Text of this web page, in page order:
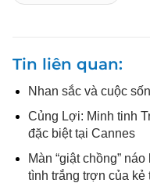
Tin liên quan
Nhan sắc và cuộc
Củng Lợi: Minh tinh
đặc biệt tại Cannes
Màn “giật chồng”
tình trắng trợn của kẻ